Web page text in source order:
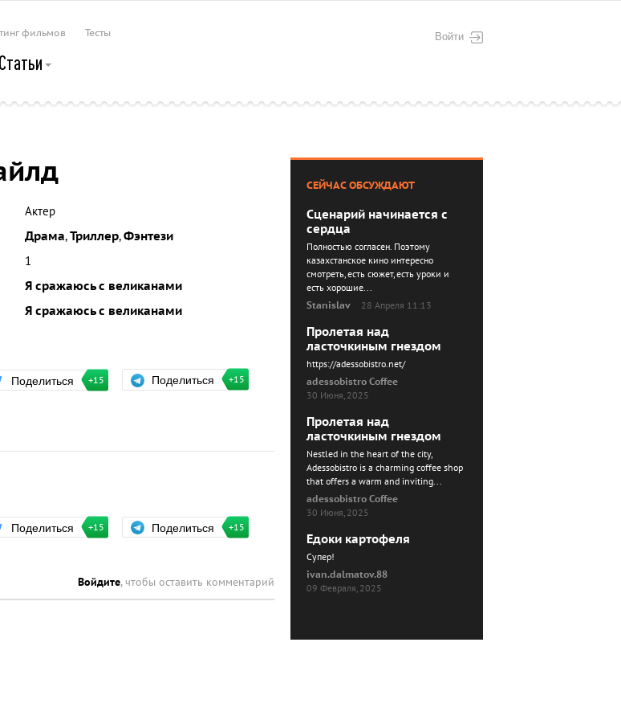
Войти
фильмов Тесты
Статьи
Актер
Драма,Триллер,Фэнтези
1
Я сражаюсь с великанами
Я сражаюсь с великанами
Поделиться +15 Поделиться +15
Поделиться +15 Поделиться +15
Войдите, чтобы оставить комментарий
СЕЙЧАС ОБСУЖДАЮТ
Сценарий начинается с
сердца
Полностью согласен. Поэтому
казахстанское кино интересно
смотреть, есть сюжет, есть уроки и
есть хорошие...
Stanislav
28 Апреля 11:13
Пролетая над
ласточкиным гнездом
https://adessobistro.net/
adessobistro Coffee
30 Июня, 2025
Пролетая над
ласточкиным гнездом
Nestled in the heart of the city,
Adessobistro is a charming coffee shop
that offers a warm and inviting...
adessobistro Coffee
30 Июня, 2025
Едоки картофеля
Cупер!
ivan.dalmatov.88
09 Февраля, 2025